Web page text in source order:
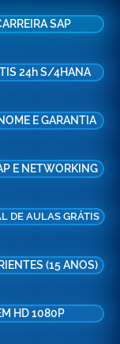
SAP
24h S/4HANA
E GARANTIA
E NETWORKING
DE AULAS GRÁTIS
(15 ANOS)
HD 1080P